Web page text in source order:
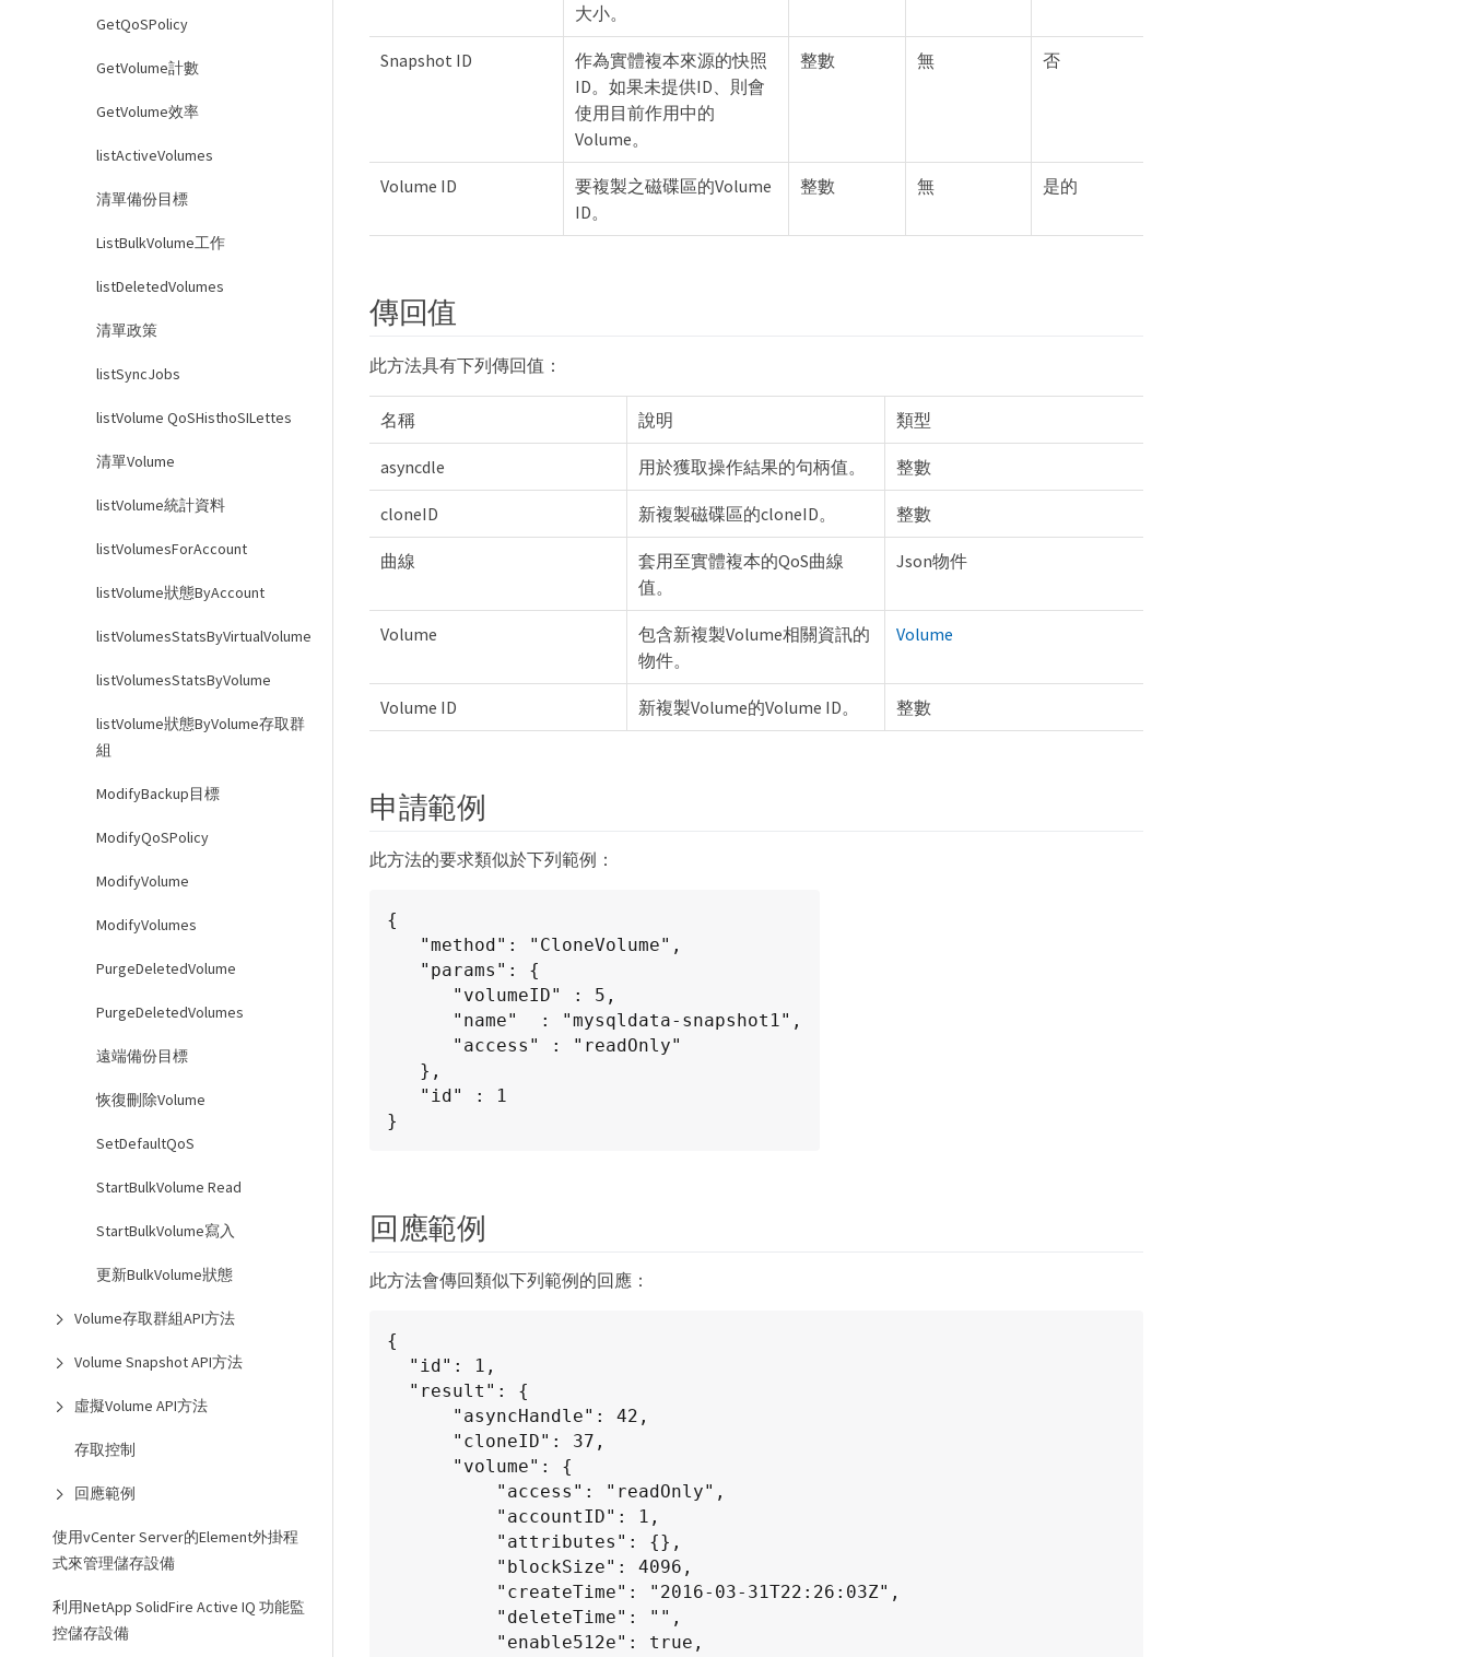
GetQoSPolicy
GetVolume計數
GetVolume效率
listActiveVolumes
清單備份目標
ListBulkVolume工作
listDeletedVolumes
清單政策
listSyncJobs
listVolume QoSHisthoSILettes
清單Volume
listVolume統計資料
listVolumesForAccount
listVolume狀態ByAccount
listVolumesStatsByVirtualVolume
listVolumesStatsByVolume
listVolume狀態ByVolume存取群
組
ModifyBackup目標
ModifyQoSPolicy
ModifyVolume
ModifyVolumes
PurgeDeletedVolume
PurgeDeletedVolumes
遠端備份目標
恢復刪除Volume
SetDefaultQoS
StartBulkVolume Read
StartBulkVolume寫入
更新BulkVolume狀態
Volume存取群組API方法
Volume Snapshot API方法
虛擬Volume API方法
存取控制
回應範例
使用vCenter Server的Element外掛程
式來管理儲存設備
利用NetApp SolidFire Active IQ 功能監
控儲存設備
大小。
Snapshot ID
作為實體複本來源的快照
ID。如果未提供ID、則會
使用目前作用中的
Volume。
整數 無 否
Volume ID
要複製之磁碟區的Volume
ID。
整數 無 是的
傳回值
此方法具有下列傳回值：
名稱 說明 類型
asyncdle 用於獲取操作結果的句柄值。 整數
cloneID 新複製磁碟區的cloneID。 整數
曲線
套用至實體複本的QoS曲線
值。
Json物件
Volume
包含新複製Volume相關資訊的
物件。
Volume
Volume ID 新複製Volume的Volume ID。 整數
申請範例
此方法的要求類似於下列範例：
{
}
回應範例
此方法會傳回類似下列範例的回應：
{